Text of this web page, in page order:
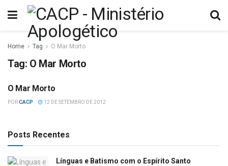
Home Tag O Mar Morto
Tag: O Mar Morto
DIVERSOS
O Mar Morto
PORCACP 12 DE SETEMBRO DE 2012
Posts Recentes
Línguas e Batismo com o Espírito Santo